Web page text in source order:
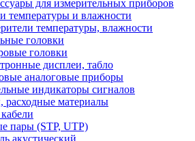
для измерительных приборов
температуры и влажности
температуры, влажности
головки
головки
дисплеи, табло
аналоговые приборы
индикаторы сигналов
материалы
пары (STP, UTP)
акустический